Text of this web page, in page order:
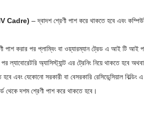
Cadre) – দ্বাদশ শ্রেণী পাশ করে থাকতে হবে এবং
পাশ করার পর প্লাম্বিং বা ওয়্যারম্যান ট্রেড এ আই টি আই
ল্যাবোরেটরি অ্যাসিস্ট্যান্ট এর ট্রেনিং নিয়ে থাকতে হবে
এবং যেকোনো সরকারী বা বেসরকারি রেসিডেন্সিয়াল
থেকে দশম শ্রেণী পাশ করে থাকতে হবে।